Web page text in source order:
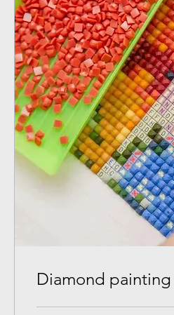
Diamond painting